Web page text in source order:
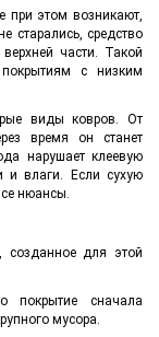
при этом возникают,
старались, средство
части. Такой
с низким
виды ковров. От
время он станет
нарушает клеевую
и влаги. Если сухую
нюансы.
созданное для этой
покрытие сначала
мусора.